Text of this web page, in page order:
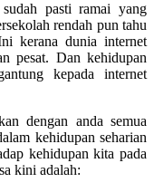
pasti ramai yang
rendah pun tahu
kerana dunia internet
pesat. Dan kehidupan
kepada internet
dengan anda semua
kehidupan seharian
kehidupan kita pada
kini adalah: